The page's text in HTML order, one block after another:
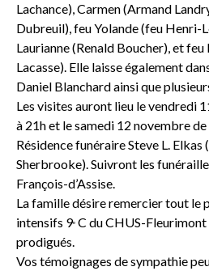
Lachance), Carmen (Armand
Dubreuil), feu Yolande (feu Henri-
Laurianne (Renald Boucher), et feu
Lacasse). Elle laisse également
Daniel Blanchard ainsi que
Les visites auront lieu le vendredi
à 21h et le samedi 12 novembre
Résidence funéraire Steve L. Elkas
Sherbrooke). Suivront les
François-d’Assise.
La famille désire remercier tout le
intensifs 9e C du CHUS-Fleurimont
prodigués.
Vos témoignages de sympathie